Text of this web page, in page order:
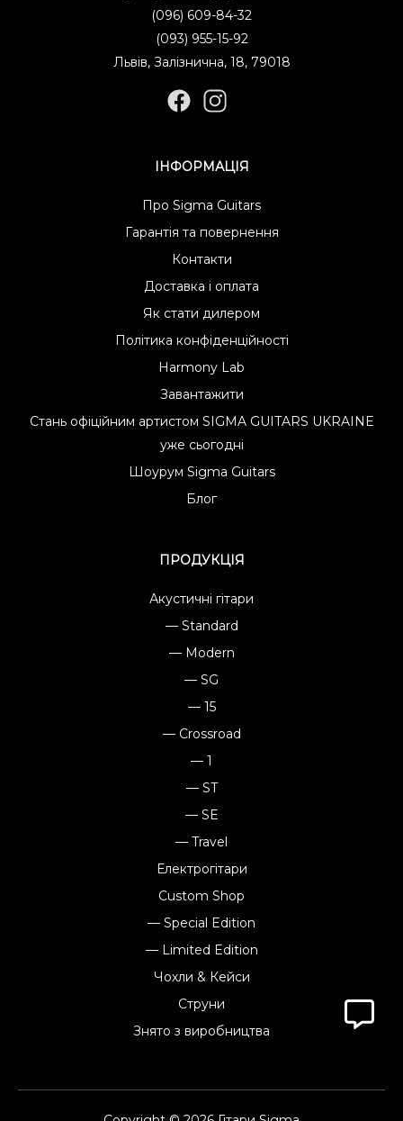
(096) 609-84-32
(093) 955-15-92
Львів, Залізнична, 18, 79018
ІНФОРМАЦІЯ
Про Sigma Guitars
Гарантія та повернення
Контакти
Доставка і оплата
Як стати дилером
Політика конфіденційності
Harmony Lab
Завантажити
Стань офіційним артистом SIGMA GUITARS UKRAINE
уже сьогодні
Шоурум Sigma Guitars
Блог
ПРОДУКЦІЯ
Акустичні гітари
— Standard
— Modern
— SG
— 15
— Crossroad
— 1
— ST
— SE
— Travel
Електрогітари
Custom Shop
— Special Edition
— Limited Edition
Чохли & Кейси
Струни
Знято з виробництва